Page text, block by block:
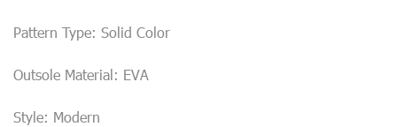
Pattern Type: Solid Color
Outsole Material: EVA
Style: Modern